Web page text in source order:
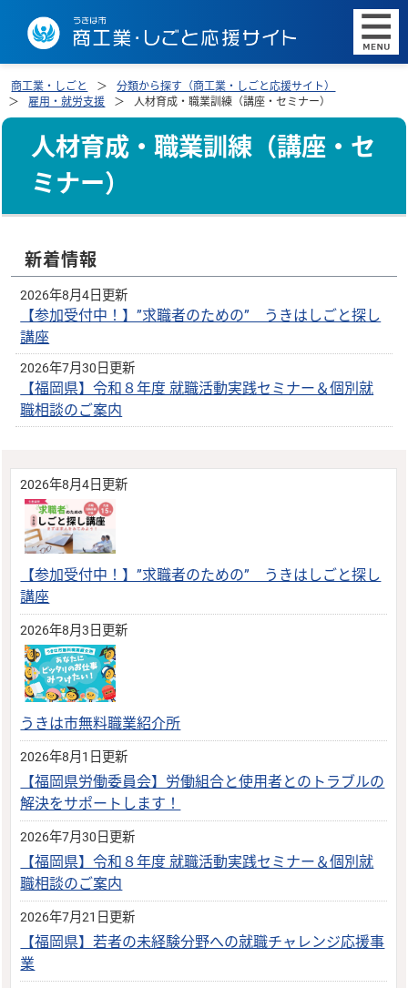
商工業・しごと
分類から探す（商工業・しごと応援サイト）
雇用・就労支援
人材育成・職業訓練（講座・セミナー）
人材育成・職業訓練（講座・セ
ミナー）
新着情報
2026年8月4日更新
【参加受付中！】”求職者のための” うきはしごと探し
講座
2026年7月30日更新
【福岡県】令和８年度 就職活動実践セミナー＆個別就
職相談のご案内
2026年8月4日更新
【参加受付中！】”求職者のための” うきはしごと探し
講座
2026年8月3日更新
うきは市無料職業紹介所
2026年8月1日更新
【福岡県労働委員会】労働組合と使用者とのトラブルの
解決をサポートします！
2026年7月30日更新
【福岡県】令和８年度 就職活動実践セミナー＆個別就
職相談のご案内
2026年7月21日更新
【福岡県】若者の未経験分野への就職チャレンジ応援事
業